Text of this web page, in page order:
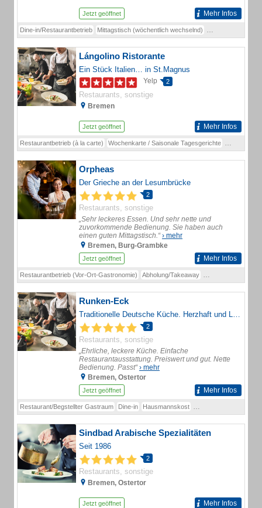
Jetzt geöffnet Mehr Infos
Dine-in/Restaurantbetrieb Mittagstisch (wöchentlich wechselnd)
Lángolino Ristorante
Ein Stück Italien… in St.Magnus
Yelp 2
Restaurants, sonstige
Bremen
Jetzt geöffnet Mehr Infos
Restaurantbetrieb (à la carte) Wochenkarte / Saisonale Tagesgerichte
Orpheas
Der Grieche an der Lesumbrücke
2
Restaurants, sonstige
„Sehr leckeres Essen. Und sehr nette und
zuvorkommende Bedienung. Sie haben auch
einen guten Mittagstisch.“› mehr
Bremen, Burg-Grambke
Jetzt geöffnet Mehr Infos
Restaurantbetrieb (Vor-Ort-Gastronomie) Abholung/Takeaway
Runken-Eck
Traditionelle Deutsche Küche. Herzhaft und Lecker.
2
Restaurants, sonstige
„Ehrliche, leckere Küche. Einfache
Restaurantausstattung. Preiswert und gut. Nette
Bedienung. Passt“› mehr
Bremen, Ostertor
Jetzt geöffnet Mehr Infos
Restaurant/Begstellter Gastraum Dine-in Hausmannskost
Sindbad Arabische Spezialitäten
Seit 1986
2
Restaurants, sonstige
Bremen, Ostertor
Jetzt geöffnet Mehr Infos